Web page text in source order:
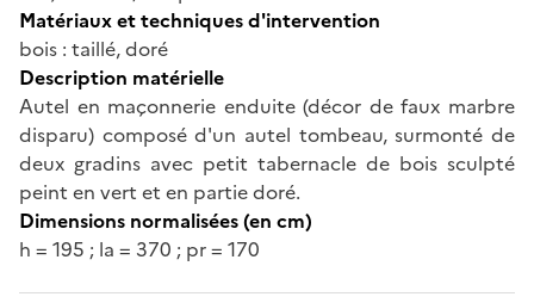
Matériaux et techniques d'intervention
bois : taillé, doré
Description matérielle
Autel en maçonnerie enduite (décor de faux marbre
disparu) composé d'un autel tombeau, surmonté de
deux gradins avec petit tabernacle de bois sculpté
peint en vert et en partie doré.
Dimensions normalisées (en cm)
h = 195 ; la = 370 ; pr = 170